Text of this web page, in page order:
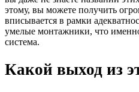
этому, вы можете получить
вписывается в рамки
умелые монтажники, что
система.
Какой выход из